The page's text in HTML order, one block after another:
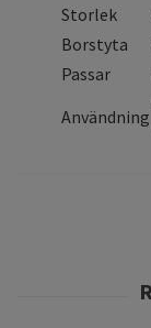
Storlek
Borstyta
Passar
Användning